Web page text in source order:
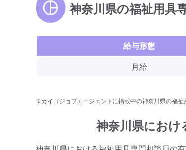
神奈川県の福祉用具
給与形態
月給
※カイゴジョブエージェントに掲載中の神奈川県の福祉
神奈川県におけ